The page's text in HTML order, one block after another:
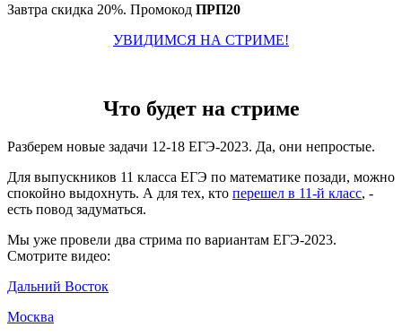
Завтра скидка 20%. Промокод ПРП20
УВИДИМСЯ НА СТРИМЕ!
Что будет на стриме
Разберем новые задачи 12-18 ЕГЭ-2023. Да, они непростые.
Для выпускников 11 класса ЕГЭ по математике позади, можно
спокойно выдохнуть. А для тех, кто перешел в 11-й класс, -
есть повод задуматься.
Мы уже провели два стрима по вариантам ЕГЭ-2023.
Смотрите видео:
Дальний Восток
Москва